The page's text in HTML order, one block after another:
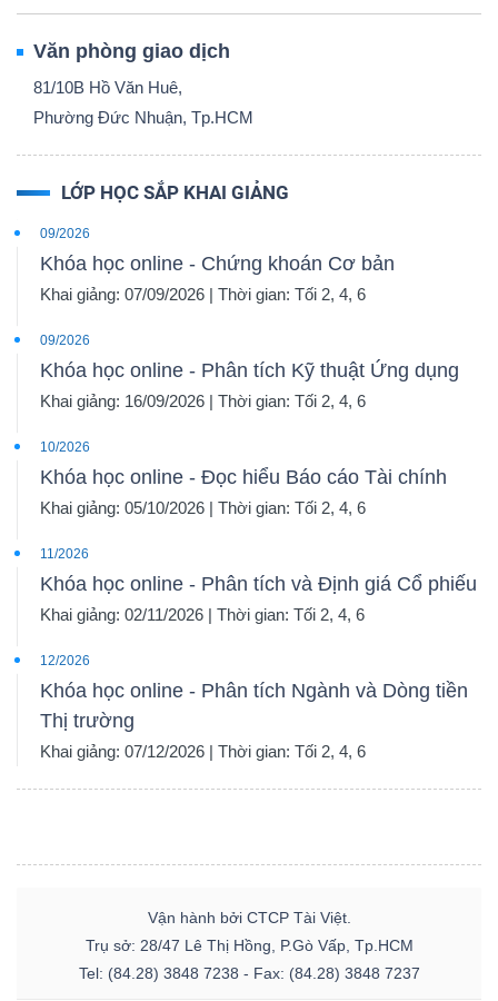
Văn phòng giao dịch
81/10B Hồ Văn Huê,
Phường Đức Nhuận, Tp.HCM
LỚP HỌC SẮP KHAI GIẢNG
09/2026
Khóa học online - Chứng khoán Cơ bản
Khai giảng: 07/09/2026 | Thời gian: Tối 2, 4, 6
09/2026
Khóa học online - Phân tích Kỹ thuật Ứng dụng
Khai giảng: 16/09/2026 | Thời gian: Tối 2, 4, 6
10/2026
Khóa học online - Đọc hiểu Báo cáo Tài chính
Khai giảng: 05/10/2026 | Thời gian: Tối 2, 4, 6
11/2026
Khóa học online - Phân tích và Định giá Cổ phiếu
Khai giảng: 02/11/2026 | Thời gian: Tối 2, 4, 6
12/2026
Khóa học online - Phân tích Ngành và Dòng tiền
Thị trường
Khai giảng: 07/12/2026 | Thời gian: Tối 2, 4, 6
Vận hành bởi CTCP Tài Việt.
Trụ sở: 28/47 Lê Thị Hồng, P.Gò Vấp, Tp.HCM
Tel: (84.28) 3848 7238 - Fax: (84.28) 3848 7237